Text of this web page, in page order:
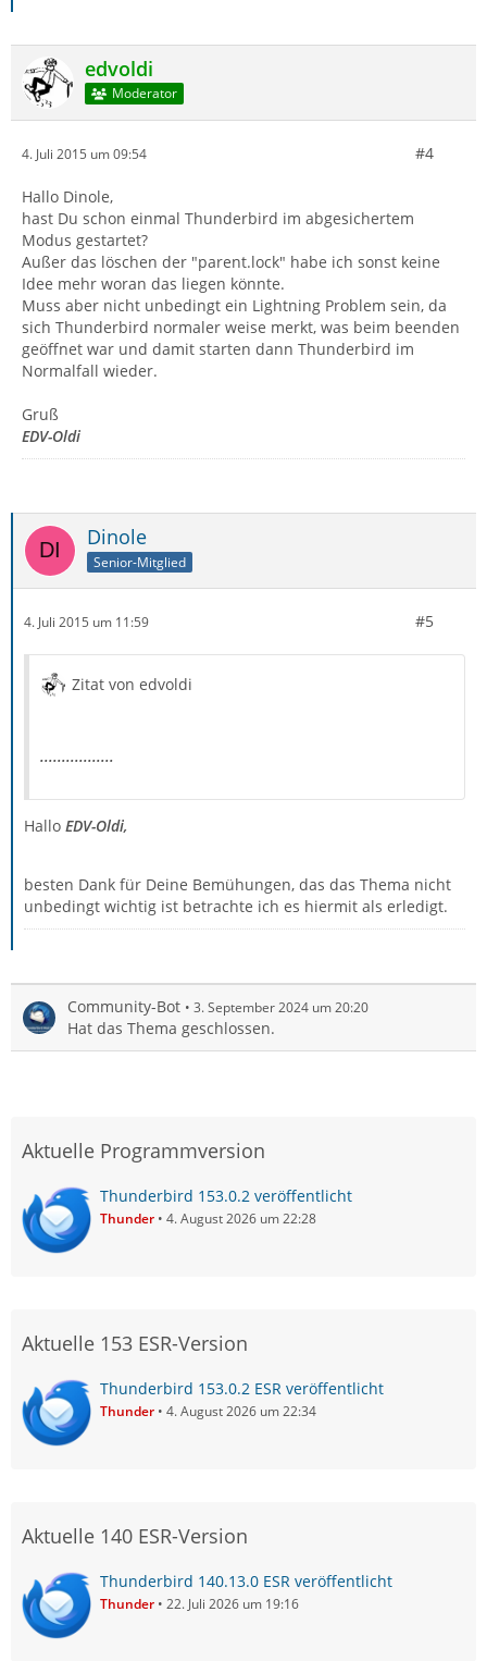
edvoldi
Moderator
4. Juli 2015 um 09:54 #4
Hallo Dinole,
hast Du schon einmal Thunderbird im abgesichertem
Modus gestartet?
Außer das löschen der "parent.lock" habe ich sonst keine
Idee mehr woran das liegen könnte.
Muss aber nicht unbedingt ein Lightning Problem sein, da
sich Thunderbird normaler weise merkt, was beim beenden
geöffnet war und damit starten dann Thunderbird im
Normalfall wieder.
Gruß
EDV-Oldi
Dinole
Senior-Mitglied
4. Juli 2015 um 11:59 #5
Zitat von edvoldi
.................
Hallo EDV-Oldi,
besten Dank für Deine Bemühungen, das das Thema nicht
unbedingt wichtig ist betrachte ich es hiermit als erledigt.
Community-Bot 3. September 2024 um 20:20
Hat das Thema geschlossen.
Aktuelle Programmversion
Thunderbird 153.0.2 veröffentlicht
Thunder 4. August 2026 um 22:28
Aktuelle 153 ESR-Version
Thunderbird 153.0.2 ESR veröffentlicht
Thunder 4. August 2026 um 22:34
Aktuelle 140 ESR-Version
Thunderbird 140.13.0 ESR veröffentlicht
Thunder 22. Juli 2026 um 19:16